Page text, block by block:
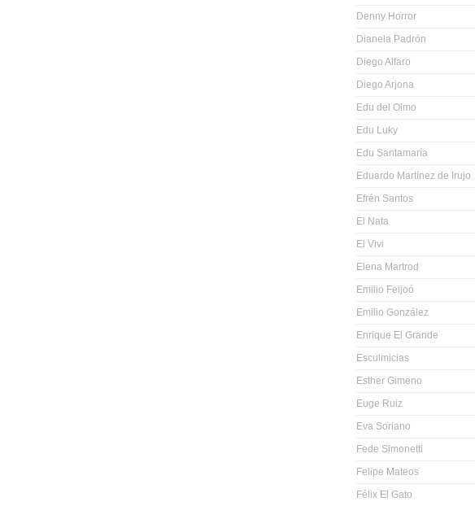
Denny Horror
Dianela Padrón
Diego Alfaro
Diego Arjona
Edu del Olmo
Edu Luky
Edu Santamaría
Eduardo Martínez de Irujo
Efrén Santos
El Nata
El Vivi
Elena Martrod
Emilio Feijoó
Emilio González
Enrique El Grande
Esculmicias
Esther Gimeno
Euge Ruiz
Eva Soriano
Fede Simonetti
Felipe Mateos
Félix El Gato